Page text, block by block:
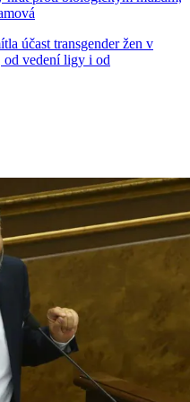
účast transgender žen v
od vedení ligy i od